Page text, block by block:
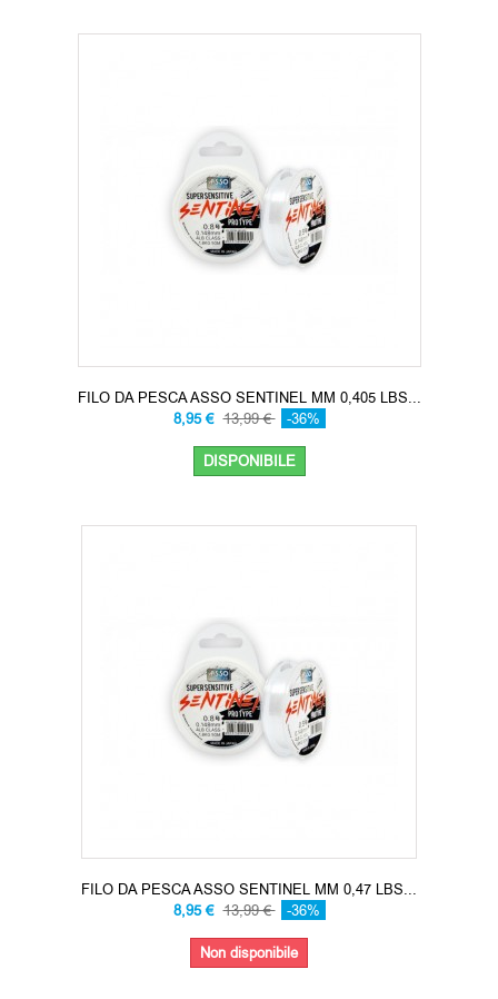
FILO DA PESCA ASSO SENTINEL MM 0,405 LBS...
8,95 € 13,99 € -36%
DISPONIBILE
FILO DA PESCA ASSO SENTINEL MM 0,47 LBS...
8,95 € 13,99 € -36%
Non disponibile